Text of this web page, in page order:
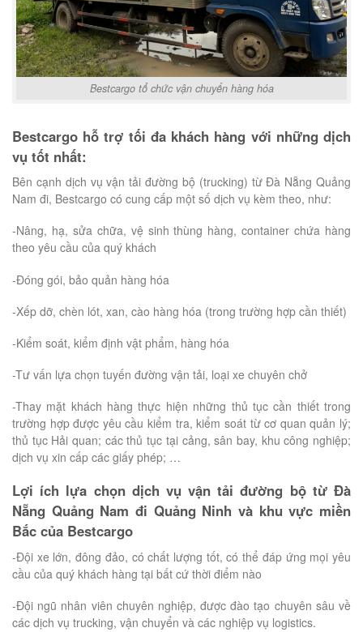
Bestcargo tổ chức vận chuyển hàng hóa
Bestcargo hỗ trợ tối đa khách hàng với những dịch
vụ tốt nhất:
Bên cạnh dịch vụ vận tải đường bộ (trucking) từ Đà Nẵng Quảng
Nam đi, Bestcargo có cung cấp một số dịch vụ kèm theo, như:
-Nâng, hạ, sửa chữa, vệ sinh thùng hàng, container chứa hàng
theo yêu cầu của quý khách
-Đóng gói, bảo quản hàng hóa
-Xếp dỡ, chèn lót, xan, cào hàng hóa (trong trường hợp cần thiết)
-Kiểm soát, kiểm định vật phẩm, hàng hóa
-Tư vấn lựa chọn tuyến đường vận tải, loại xe chuyên chở
-Thay mặt khách hàng thực hiện những thủ tục cần thiết trong
trường hợp được yêu cầu kiểm tra, kiểm soát từ cơ quan quản lý;
thủ tục Hải quan; các thủ tục tại cảng, sân bay, khu công nghiệp;
dịch vụ xin cấp các giấy phép; …
Lợi ích lựa chọn dịch vụ vận tải đường bộ từ Đà
Nẵng Quảng Nam đi Quảng Ninh và khu vực miền
Bắc của Bestcargo
-Đội xe lớn, đông đảo, có chất lượng tốt, có thể đáp ứng mọi yêu
cầu của quý khách hàng tại bất cứ thời điểm nào
-Đội ngũ nhân viên chuyên nghiệp, được đào tạo chuyên sâu về
các dịch vụ trucking, vận chuyển và các nghiệp vụ logistics.